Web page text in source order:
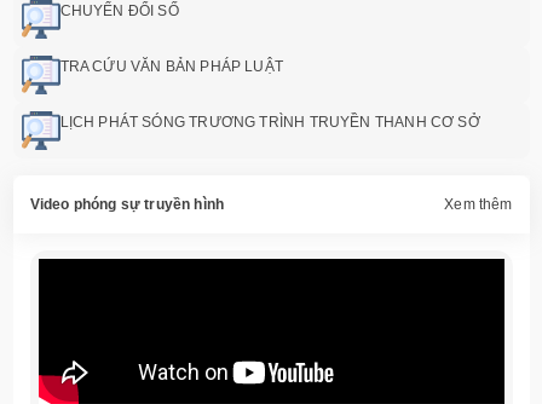
CHUYỂN ĐỔI SỐ
TRA CỨU VĂN BẢN PHÁP LUẬT
LỊCH PHÁT SÓNG TRƯƠNG TRÌNH TRUYỀN THANH CƠ SỞ
Video phóng sự truyền hình Xem thêm